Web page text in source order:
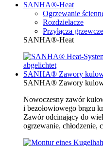
SANHA®-Heat
Ogrzewanie
Rozdzielacze
Przyłącza grzewcze
SANHA®-Heat
SANHA® Zawory
SANHA® Zawory
Nowoczesny zawór
i bezołowiowego brązu
Zawór odcinający do
ogrzewanie, chłodzenie,